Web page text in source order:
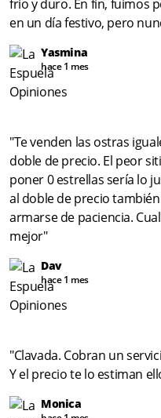
frío y duro. En fin, fuimos
en un día festivo, pero
Yasmina
hace 1 mes
"Te venden las ostras
doble de precio. El peor
poner 0 estrellas sería lo
al doble de precio
armarse de paciencia.
mejor"
Dav
hace 1 mes
"Clavada. Cobran un
Y el precio te lo estiman
Monica